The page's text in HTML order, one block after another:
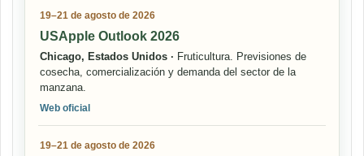
19–21 de agosto de 2026
USApple Outlook 2026
Chicago, Estados Unidos · Fruticultura. Previsiones de
cosecha, comercialización y demanda del sector de la
manzana.
Web oficial
19–21 de agosto de 2026